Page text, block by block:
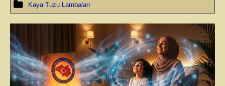
Kaya Tuzu Lambaları